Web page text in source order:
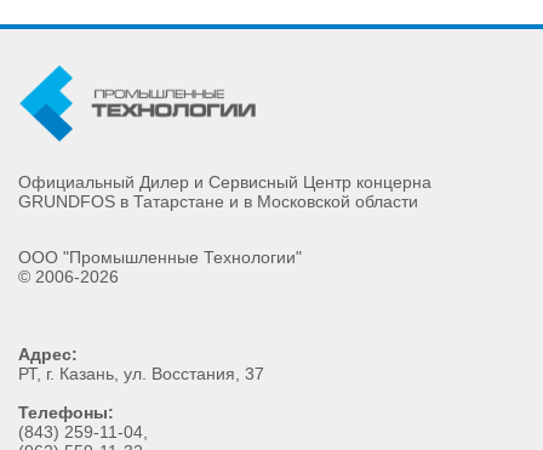
Официальный Дилер и Сервисный Центр концерна
GRUNDFOS в Татарстане и в Московской области
ООО "Промышленные Технологии"
© 2006-2026
Адрес:
РТ, г. Казань ул. Восстания, 37
Телефоны:
(843) 259-11-04